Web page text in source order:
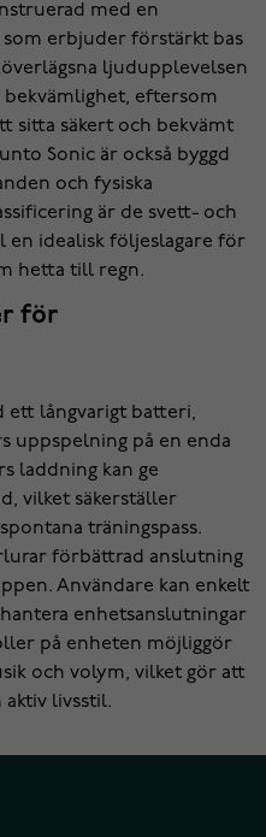
med en
erbjuder förstärkt bas
ljudupplevelsen
bekvämlighet, eftersom
sitta säkert och bekvämt
Sonic är också byggd
och fysiska
är de svett- och
en idealisk följeslagare för
hetta till regn.
för
ett långvarigt batteri,
uppspelning på en enda
laddning kan ge
vilket säkerställer
träningspass.
förbättrad anslutning
Användare kan enkelt
enhetsanslutningar
på enheten möjliggör
och volym, vilket gör att
aktiv livsstil.